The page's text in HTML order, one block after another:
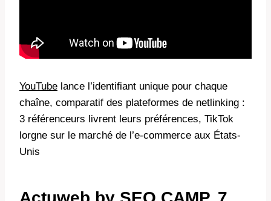
YouTube lance l’identifiant unique pour chaque
chaîne, comparatif des plateformes de netlinking :
3 référenceurs livrent leurs préférences, TikTok
lorgne sur le marché de l’e-commerce aux États-
Unis